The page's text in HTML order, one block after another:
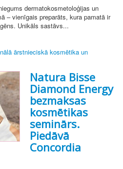
dermatokosmetoloģijas un
– vienīgais preparāts, kura pamatā ir
Unikāls sastāvs...
ārstnieciskā kosmētika un
Natura Bisse
Diamond Energy
bezmaksas
kosmētikas
seminārs.
Piedāvā
Concordia